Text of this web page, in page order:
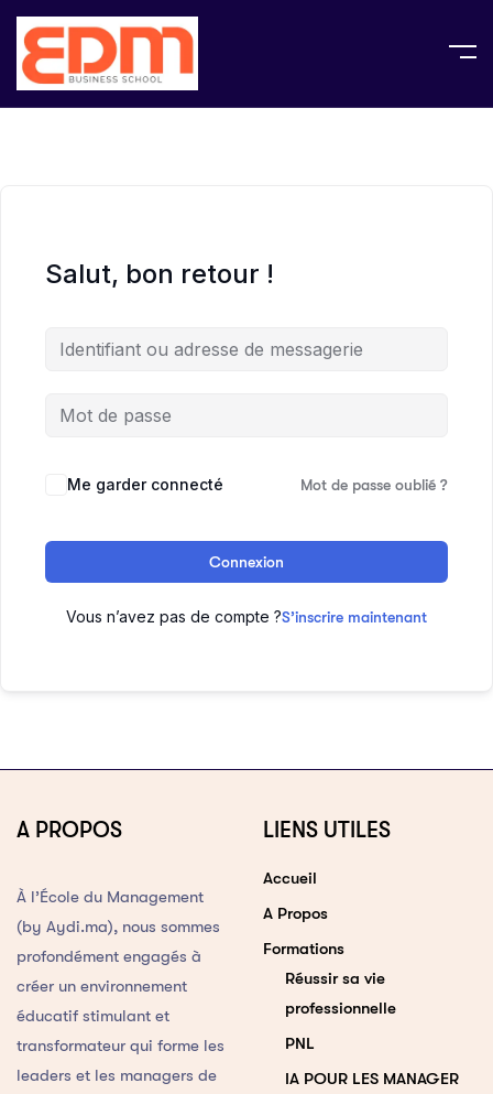
Salut, bon retour !
Me garder connecté Mot de passe oublié ?
Connexion
Vous n’avez pas de compte ?S’inscrire maintenant
A PROPOS
À l’École du Management
(by Aydi.ma), nous sommes
profondément engagés à
créer un environnement
éducatif stimulant et
transformateur qui forme les
leaders et les managers de
LIENS UTILES
Accueil
A Propos
Formations
Réussir sa vie
professionnelle
PNL
IA POUR LES MANAGER